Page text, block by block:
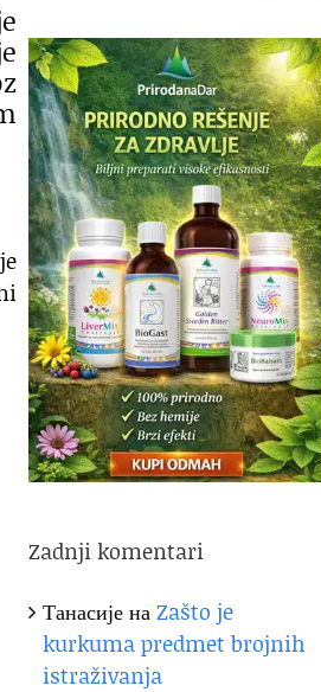
Zadnji komentari
ТанасијенаZašto je
kurkuma predmet brojnih
istraživanja